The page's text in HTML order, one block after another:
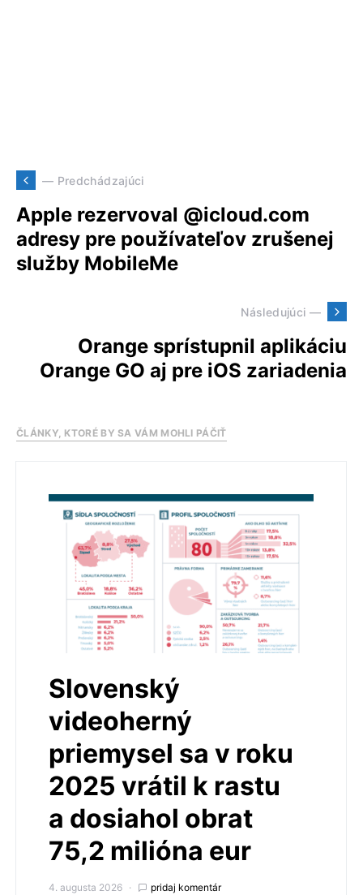
— Predchádzajúci
Apple rezervoval @icloud.com
adresy pre používateľov zrušenej
služby MobileMe
Následujúci —
Orange sprístupnil aplikáciu
Orange GO aj pre iOS zariadenia
ČLÁNKY, KTORÉ BY SA VÁM MOHLI PÁČIŤ
Slovenský
videoherný
priemysel sa v roku
2025 vrátil k rastu
a dosiahol obrat
75,2 milióna eur
4. augusta 2026 pridaj komentár